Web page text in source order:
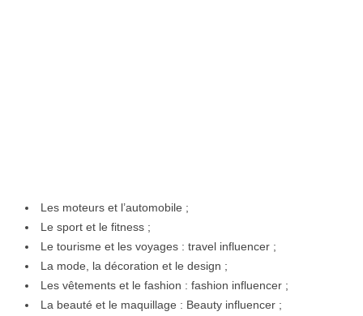
Les moteurs et l’automobile ;
Le sport et le fitness ;
Le tourisme et les voyages : travel influencer ;
La mode, la décoration et le design ;
Les vêtements et le fashion : fashion influencer ;
La beauté et le maquillage : Beauty influencer ;